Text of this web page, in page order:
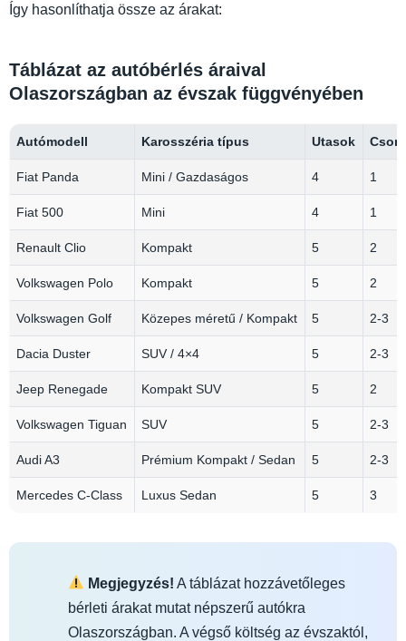
Így hasonlíthatja össze az árakat:
Táblázat az autóbérlés áraival
Olaszországban az évszak függvényében
Autómodell Karosszéria típus Utasok
Fiat Panda Mini / Gazdaságos 4 1
Fiat 500 Mini 4 1
Renault Clio Kompakt 5 2
Volkswagen Polo Kompakt 5 2
Volkswagen Golf Közepes méretű / Kompakt 5 2-3
Dacia Duster SUV / 4×4 5 2-3
Jeep Renegade Kompakt SUV 5 2
Volkswagen Tiguan SUV 5 2-3
Audi A3 Prémium Kompakt / Sedan 5 2-3
Mercedes C‑Class Luxus Sedan 5 3
Megjegyzés! A táblázat hozzávetőleges
bérleti árakat mutat népszerű autókra
Olaszországban. A végső költség az évszaktól,